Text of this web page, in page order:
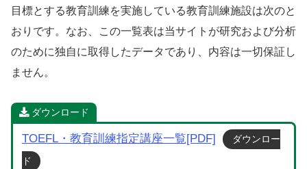
目標とする教育訓練を実施している教育訓練施設は次のと
おりです。なお、この一覧表は当サイトが研究および分析
のために独自に取得したデータであり、内容は一切保証し
ません。
ダウンロード
TOEFL・教育訓練指定講座一覧[PDF] ダウンロー
ド